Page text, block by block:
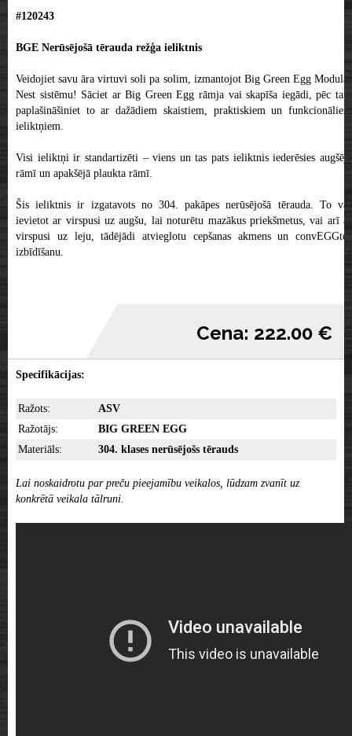
#120243
BGE Nerūsējošā tērauda režģa ieliktnis
Veidojiet savu āra virtuvi soli pa solim, izmantojot Big Green Egg Modular
Nest sistēmu! Sāciet ar Big Green Egg rāmja vai skapīša iegādi, pēc tam
paplašināšiniet to ar dažādiem skaistiem, praktiskiem un funkcionāliem
ieliktņiem.
Visi ieliktņi ir standartizēti – viens un tas pats ieliktnis iederēsies augšējā
rāmī un apakšējā plaukta rāmī.
Šis ieliktnis ir izgatavots no 304. pakāpes nerūsējošā tērauda. To var
ievietot ar virspusi uz augšu, lai noturētu mazākus priekšmetus, vai arī ar
virspusi uz leju, tādējādi atvieglotu cepšanas akmens un convEGGtor
izbīdīšanu.
Cena: 222.00 €
Specifikācijas:
Ražots:
ASV
Ražotājs:
BIG GREEN EGG
Materiāls:
304. klases nerūsējošs tērauds
Lai noskaidrotu par preču pieejamību veikalos, lūdzam zvanīt uz
konkrētā veikala tālruni.